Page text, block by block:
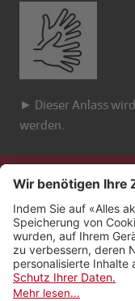
► Dieser Anlass
werden.
Kontakt
Impressum
Rechtliches
Netiquette